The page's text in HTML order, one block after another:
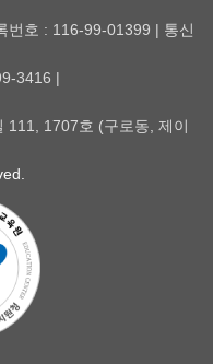
번호 : 116-99-01399 | 통신
3416 |
111, 1707호 (구로동, 제이